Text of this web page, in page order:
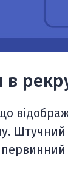
в
Штучний